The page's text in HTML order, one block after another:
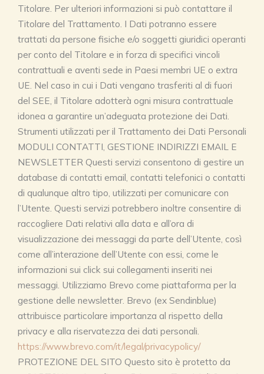
Titolare. Per ulteriori informazioni si può contattare il
Titolare del Trattamento. I Dati potranno essere
trattati da persone fisiche e/o soggetti giuridici operanti
per conto del Titolare e in forza di specifici vincoli
contrattuali e aventi sede in Paesi membri UE o extra
UE. Nel caso in cui i Dati vengano trasferiti al di fuori
del SEE, il Titolare adotterà ogni misura contrattuale
idonea a garantire un’adeguata protezione dei Dati.
Strumenti utilizzati per il Trattamento dei Dati Personali
MODULI CONTATTI, GESTIONE INDIRIZZI EMAIL E
NEWSLETTER Questi servizi consentono di gestire un
database di contatti email, contatti telefonici o contatti
di qualunque altro tipo, utilizzati per comunicare con
l’Utente. Questi servizi potrebbero inoltre consentire di
raccogliere Dati relativi alla data e all’ora di
visualizzazione dei messaggi da parte dell’Utente, così
come all’interazione dell’Utente con essi, come le
informazioni sui click sui collegamenti inseriti nei
messaggi. Utilizziamo Brevo come piattaforma per la
gestione delle newsletter. Brevo (ex Sendinblue)
attribuisce particolare importanza al rispetto della
privacy e alla riservatezza dei dati personali.
https://www.brevo.com/it/legal/privacypolicy/
PROTEZIONE DEL SITO Questo sito è protetto da